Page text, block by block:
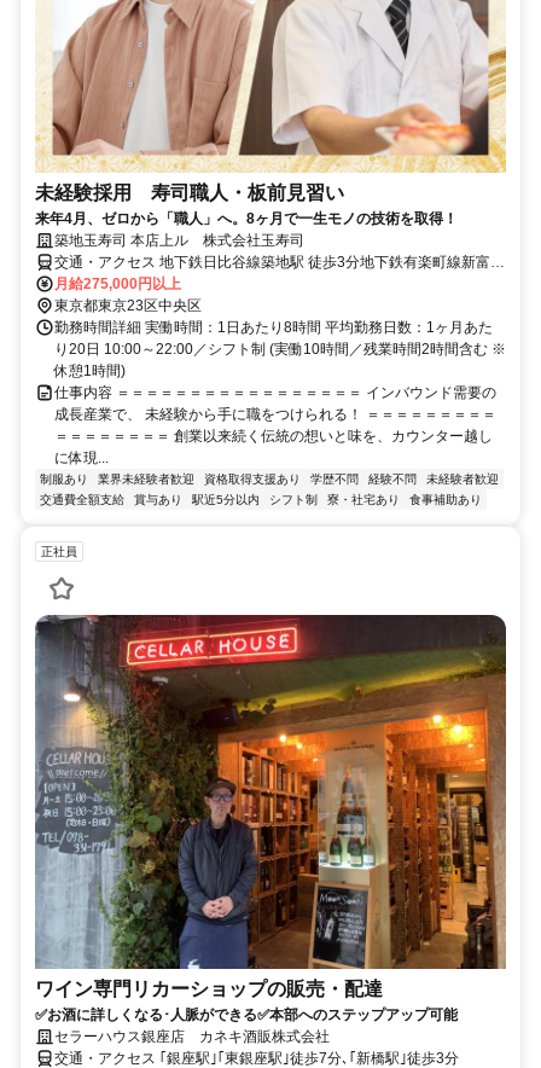
未経験採用 寿司職人・板前見習い
来年4月、ゼロから「職人」へ。8ヶ月で一生モノの技術を取得！
築地玉寿司 本店上ル 株式会社玉寿司
交通・アクセス 地下鉄日比谷線築地駅 徒歩3分地下鉄有楽町線新富町
駅 徒歩2分地下鉄日比谷線東銀座駅 徒歩5分
月給275,000円以上
東京都東京23区中央区
勤務時間詳細 実働時間：1日あたり8時間 平均勤務日数：1ヶ月あた
り20日 10:00～22:00／シフト制 (実働10時間／残業時間2時間含む ※
休憩1時間)
仕事内容 ＝＝＝＝＝＝＝＝＝＝＝＝＝＝＝＝＝ インバウンド需要の
成長産業で、 未経験から手に職をつけられる！ ＝＝＝＝＝＝＝＝＝
＝＝＝＝＝＝＝＝ 創業以来続く伝統の想いと味を、カウンター越し
に体現...
制服あり 業界未経験者歓迎 資格取得支援あり 学歴不問 経験不問
未経験者歓迎
交通費全額支給
賞与あり 駅近5分以内 シフト制 寮・社宅あり 食事補助あり
正社員
ワイン専門リカーショップの販売・配達
✅お酒に詳しくなる･人脈ができる✅本部へのステップアップ可能
セラーハウス銀座店 カネキ酒販株式会社
交通・アクセス ｢銀座駅｣｢東銀座駅｣徒歩7分､｢新橋駅｣徒歩3分